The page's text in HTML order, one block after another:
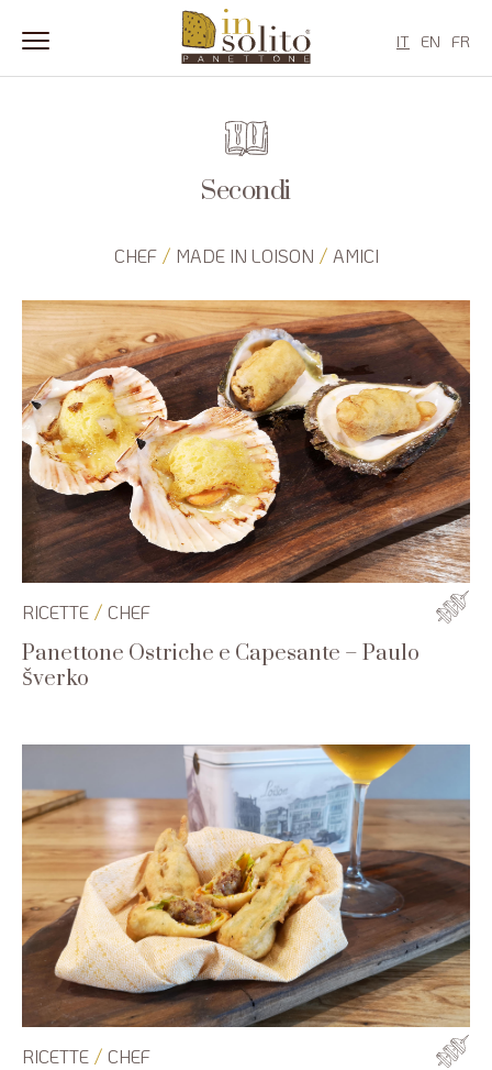
IT EN FR
Secondi
CHEF / MADE IN LOISON / AMICI
RICETTE / CHEF
Panettone Ostriche e Capesante – Paulo
Šverko
RICETTE / CHEF